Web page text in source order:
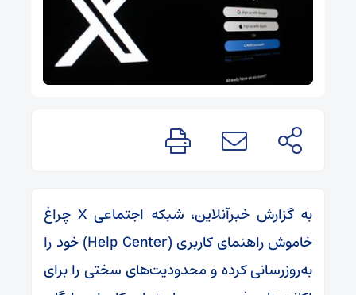
به گزارش خبرآنلاین، شبکه اجتماعی X چراغ
خاموش راهنمای کاربری (Help Center) خود را
به‌روزرسانی کرده و محدودیت‌های سختی را برای